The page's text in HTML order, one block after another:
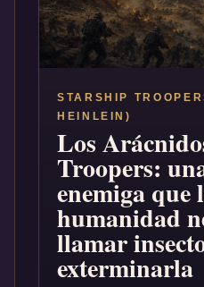
STARSHIP
HEINLEIN)
Los
Troopers:
enemiga que
humanidad
llamar
exterminarla